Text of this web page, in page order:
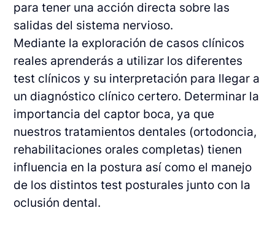
para tener una acción directa sobre las
salidas del sistema nervioso.
Mediante la exploración de casos clínicos
reales aprenderás a utilizar los diferentes
test clínicos y su interpretación para llegar a
un diagnóstico clínico certero. Determinar la
importancia del captor boca, ya que
nuestros tratamientos dentales (ortodoncia,
rehabilitaciones orales completas) tienen
influencia en la postura así como el manejo
de los distintos test posturales junto con la
oclusión dental.